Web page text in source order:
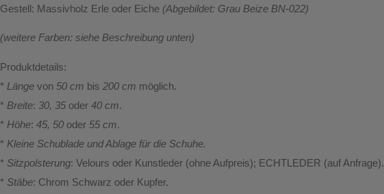
Gestell: Massivholz Erle oder Eiche (Abgebildet: Grau Beize BN-022)
(weitere Farben: siehe Beschreibung unten)
Produktdetails:
* Länge von50 cm bis 200 cm möglich.
* Breite: 30, 35 oder40 cm.
* Höhe:45, 50 oder55 cm.
* Kleine Schublade und Ablage für die Schuhe.
* Sitzpolsterung: Velours oder Kunstleder (ohne Aufpreis); ECHTLEDER (auf Anfrage).
* Stäbe: Chrom Schwarz oder Kupfer.